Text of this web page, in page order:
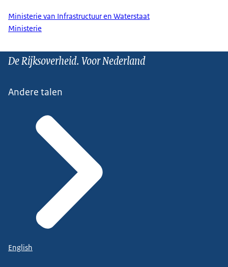
Ministerie van Infrastructuur en Waterstaat
Ministerie
De Rijksoverheid. Voor Nederland
Andere talen
English